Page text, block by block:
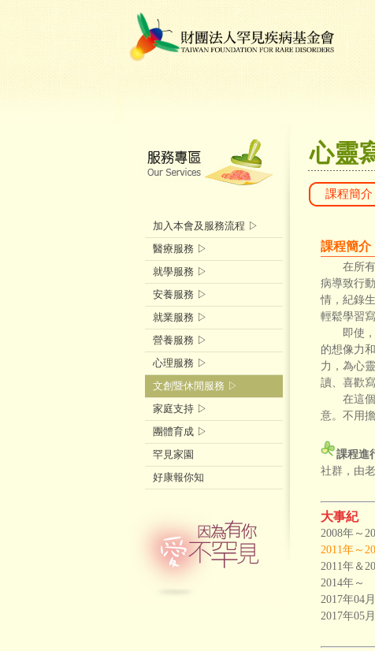
心靈
課程簡介
課程
在所有的
病導致行
情，紀錄
輕鬆學習
即使
的想像力
力，為心
讀、喜歡
在這
意。不用
課程進
社群，由
大事紀
2008年～
2011年～
2011年＆
2014年
2017年
2017年
加入本會及服務流程 ▷
醫療服務 ▷
就學服務 ▷
安養服務 ▷
就業服務 ▷
營養服務 ▷
心理服務 ▷
文創暨休閒服務 ▷
家庭支持 ▷
團體育成 ▷
罕見家園
好康報你知